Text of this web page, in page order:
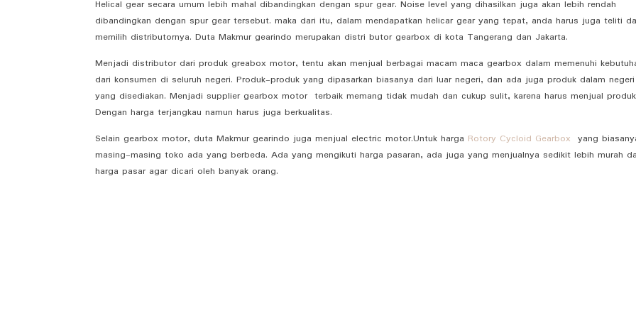
Helical gear secara umum lebih mahal dibandingkan dengan spur gear. Noise level yang dihasilkan juga akan lebih rendah
dibandingkan dengan spur gear tersebut. maka dari itu, dalam mendapatkan helicar gear yang tepat, anda harus juga teliti
memilih distributornya. Duta Makmur gearindo merupakan distri butor gearbox di kota Tangerang dan Jakarta.
Menjadi distributor dari produk greabox motor, tentu akan menjual berbagai macam maca gearbox dalam memenuhi
dari konsumen di seluruh negeri. Produk-produk yang dipasarkan biasanya dari luar negeri, dan ada juga produk dalam negeri
yang disediakan. Menjadi supplier gearbox motor terbaik memang tidak mudah dan cukup sulit, karena harus menjual produk
Dengan harga terjangkau namun harus juga berkualitas.
Selain gearbox motor, duta Makmur gearindo juga menjual electricmotor.Untuk harga Rotory Cycloid Gearbox yang
masing-masing toko ada yang berbeda. Ada yang mengikuti harga pasaran, ada juga yang menjualnya sedikit lebih murah
harga pasar agar dicari oleh banyak orang.